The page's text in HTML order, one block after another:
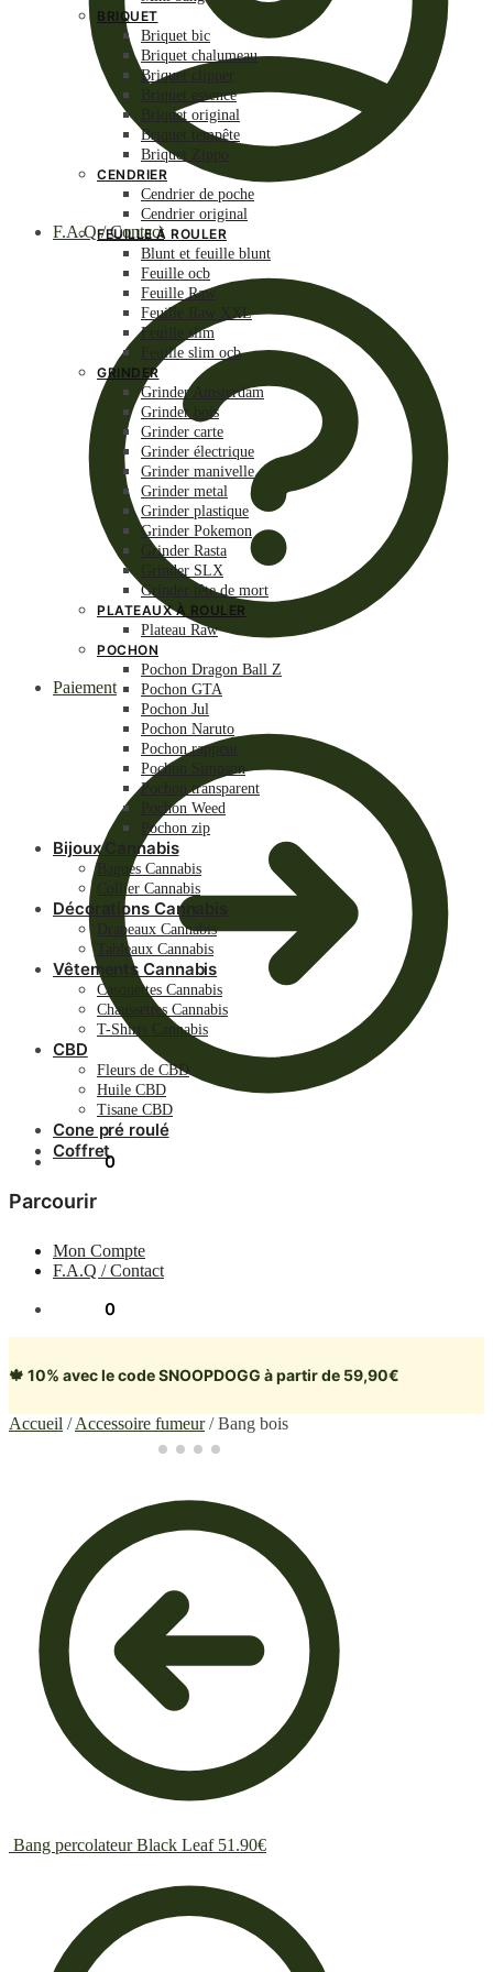
F.A.Q / Contact
Paiement
0.00€ 0
BRIQUET
Briquet bic
Briquet chalumeau
Briquet clipper
Briquet essence
Briquet original
Briquet tempête
Briquet Zippo
CENDRIER
Cendrier de poche
Cendrier original
FEUILLE À ROULER
Blunt et feuille blunt
Feuille ocb
Feuille Raw
Feuille Raw XXL
Feuille slim
Feuille slim ocb
GRINDER
Grinder Amsterdam
Grinder bois
Grinder carte
Grinder électrique
Grinder manivelle
Grinder metal
Grinder plastique
Grinder Pokemon
Grinder Rasta
Grinder SLX
Grinder tête de mort
PLATEAUX À ROULER
Plateau Raw
POCHON
Pochon Dragon Ball Z
Pochon GTA
Pochon Jul
Pochon Naruto
Pochon rappeur
Pochon Simpson
Pochon transparent
Pochon Weed
Pochon zip
Bijoux Cannabis
Bagues Cannabis
Collier Cannabis
Décorations Cannabis
Drapeaux Cannabis
Tableaux Cannabis
Vêtements Cannabis
Casquettes Cannabis
Chaussettes Cannabis
T-Shirts Cannabis
CBD
Fleurs de CBD
Huile CBD
Tisane CBD
Cone pré roulé
Coffret
Parcourir
Mon Compte
F.A.Q / Contact
0
🍁 10% avec le code SNOOPDOGG à partir de 59,90€
Accueil /Accessoire fumeur/Bang bois
Bang percolateur Black Leaf 51.90€